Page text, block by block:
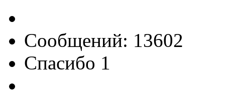
Сообщений: 13602
Спасибо 1